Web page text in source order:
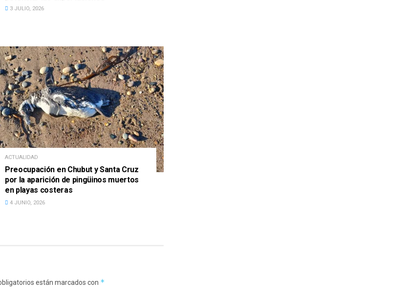
3 JULIO, 2026
ACTUALIDAD
Preocupación en Chubut y Santa Cruz
por la aparición de pingüinos muertos
en playas costeras
4 JUNIO, 2026
están marcados con *